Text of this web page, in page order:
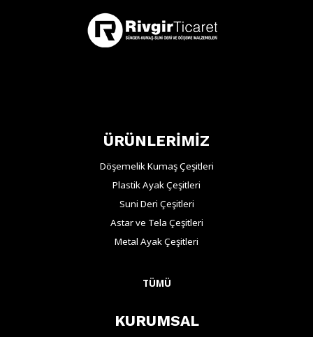
ÜRÜNLERİMİZ
Döşemelik Kumaş Çeşitleri
Plastik Ayak Çeşitleri
Suni Deri Çeşitleri
Astar ve Tela Çeşitleri
Metal Ayak Çeşitleri
TÜMÜ
KURUMSAL